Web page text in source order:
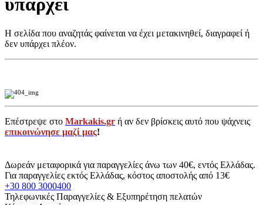
υπάρχει
Η σελίδα που αναζητάς φαίνεται να έχει μετακινηθεί, διαγραφεί ή
δεν υπάρχει πλέον.
Επέστρεψε στο Markakis.gr ή αν δεν βρίσκεις αυτό που ψάχνεις
επικοινώνησε μαζί μας!
Δωρεάν μεταφορικά για παραγγελίες άνω των 40€, εντός Ελλάδας.
Για παραγγελίες εκτός Ελλάδας, κόστος αποστολής από 13€
+30 800 3000400
Τηλεφωνικές Παραγγελίες & Εξυπηρέτηση πελατών